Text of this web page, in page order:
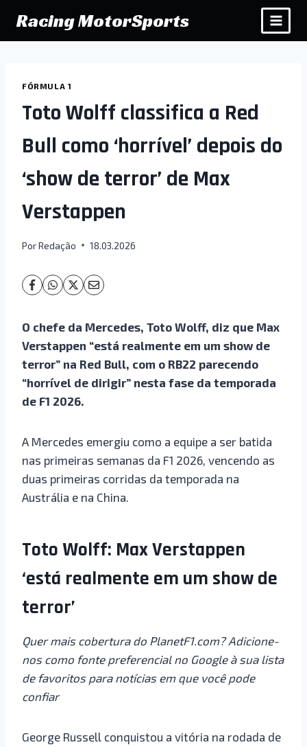
para
o
Racing MotorSports
FÓRMULA 1
Toto Wolff classifica a Red
Bull como ‘horrível’ depois do
‘show de terror’ de Max
Verstappen
PorRedação 18.03.2026
O chefe da Mercedes, Toto Wolff, diz que Max
Verstappen “está realmente em um show de
terror” na Red Bull, com o RB22 parecendo
“horrível de dirigir” nesta fase da temporada
de F1 2026.
A Mercedes emergiu como a equipe a ser batida
nas primeiras semanas da F1 2026, vencendo as
duas primeiras corridas da temporada na
Austrália e na China.
Toto Wolff: Max Verstappen
‘está realmente em um show de
terror’
Quer mais cobertura do PlanetF1.com? Adicione-
nos como fonte preferencial no Google à sua lista
de favoritos para notícias em que você pode
confiar
George Russell conquistou a vitória na rodada de